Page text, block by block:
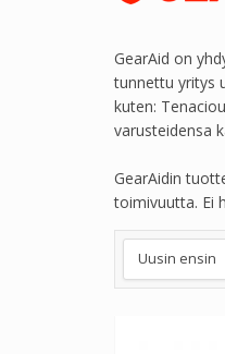
GearAid on
tunnettu yritys
kuten:
varusteidensa
GearAidin
toimivuutta. Ei